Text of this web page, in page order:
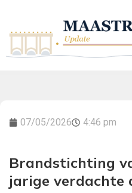
07/05/2026 4:46 pm
Brandstichting
jarige verdachte